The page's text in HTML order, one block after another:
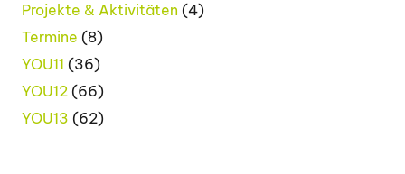
Projekte & Aktivitäten (4)
Termine (8)
YOU11 (36)
YOU12 (66)
YOU13 (62)